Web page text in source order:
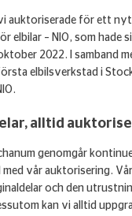
auktoriserade för ett
elbilar – NIO, som hade
2022. I samband
elbilsverkstad i
alltid
genomgår
vår auktorisering.
och den
kan vi alltid